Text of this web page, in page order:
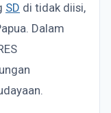
SD di tidak diisi,
Dalam